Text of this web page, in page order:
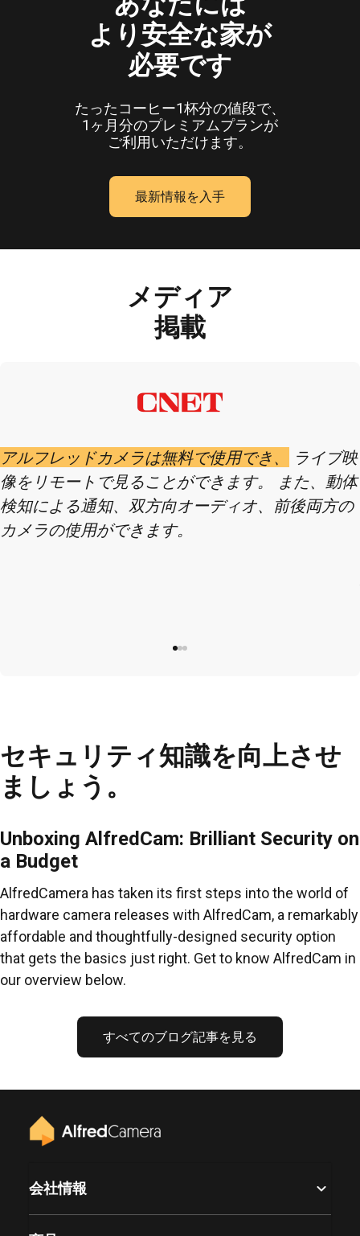
より安全な家が
必要です
たったコーヒー1杯分の値段で、
1ヶ月分のプレミアムプランが
ご利用いただけます。
最新情報を入手
メディア
掲載
アルフレッドカメラは無料で使用でき、
ライブ映
像をリモートで見ることができます。 また、動体
検知による通知、双方向オーディオ、前後両方の
カメラの使用ができます。
セキュリティ知識を向上させ
ましょう。
Unboxing AlfredCam: Brilliant Security on
a Budget
AlfredCamera has taken its first steps into the world of
hardware camera releases with AlfredCam, a remarkably
affordable and thoughtfully-designed security option
that gets the basics just right. Get to know AlfredCam in
our overview below.
すべてのブログ記事を見る
会社情報